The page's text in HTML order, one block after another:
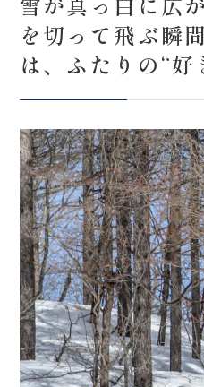
来店のご予約
お問い合わせ
フォトレタッチ
Studio
スタジオ紹介
プライバシーポリシー
を切って飛ぶ瞬
は、ふたりの“
に、そして写真
る。 雪の上で残
デフォトウエデ
＋で叶えましょ
門のアカウント
ぜひ覗いてみて
fantastic 最高
に。 ウェディン